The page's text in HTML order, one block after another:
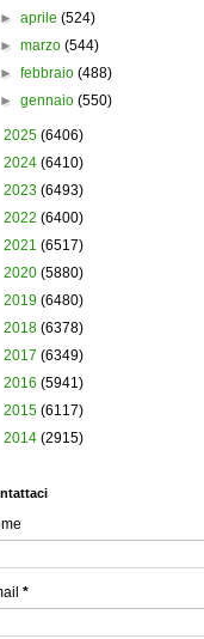
►aprile (524)
►marzo (544)
►febbraio (488)
►gennaio (550)
2025 (6406)
2024 (6410)
2023 (6493)
2022 (6400)
2021 (6517)
2020 (5880)
2019 (6480)
2018 (6378)
2017 (6349)
2016 (5941)
2015 (6117)
2014 (2915)
*